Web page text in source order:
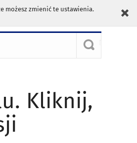
możesz zmienić te ustawienia.
Kliknij,